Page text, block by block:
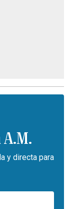
y directa para